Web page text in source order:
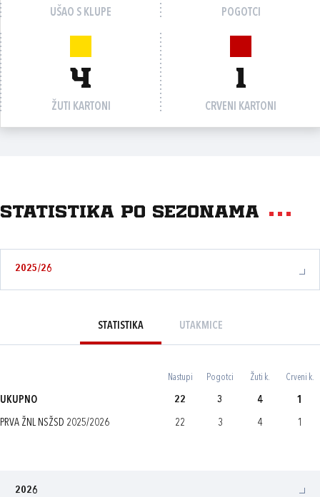
UŠAO S KLUPE POGOTCI
4
ŽUTI KARTONI
1
CRVENI KARTONI
Statistika po sezonama
2025/26
STATISTIKA UTAKMICE
Nastupi Pogotci Žuti k. Crveni k.
UKUPNO 22 3 4 1
PRVA ŽNL NSŽSD 2025/2026 22 3 4 1
2026